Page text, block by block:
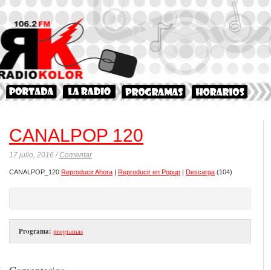
CANALPOP 120
17 julio, 2016 /Comentar
CANALPOP_120 Reproducir Ahora | Reproducir en Popup | Descarga (104)
Programa: programas